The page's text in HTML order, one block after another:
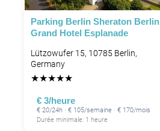
Parking Berlin Sheraton Berlin
Grand Hotel Esplanade
Lützowufer 15, 10785 Berlin,
Germany
★★★★★
€ 3/heure
€ 20/24h · € 105/semaine · € 170/mois
Durée minimale: 1 heure